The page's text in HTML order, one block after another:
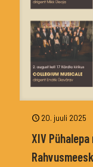
20. juuli 2025
XIV